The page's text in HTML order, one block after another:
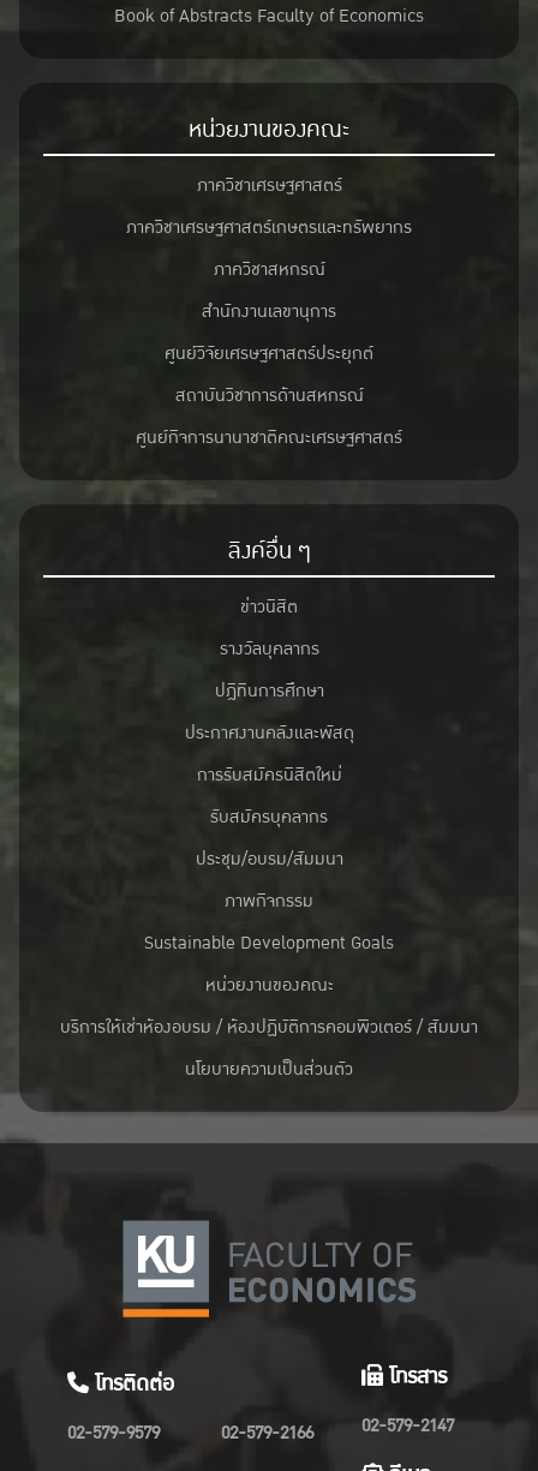
Book of Abstracts Faculty of Economics
หน่วยงานของคณะ
ภาควิชาเศรษฐศาสตร์
ภาควิชาเศรษฐศาสตร์เกษตรและทรัพยากร
ภาควิชาสหกรณ์
สำนักงานเลขานุการ
ศูนย์วิจัยเศรษฐศาสตร์ประยุกต์
สถาบันวิชาการด้านสหกรณ์
ศูนย์กิจการนานาชาติคณะเศรษฐศาสตร์
ลิงค์อื่น ๆ
ข่าวนิสิต
รางวัลบุคลากร
ปฎิทินการศึกษา
ประกาศงานคลังและพัสดุ
การรับสมัครนิสิตใหม่
รับสมัครบุคลากร
ประชุม/อบรม/สัมมนา
ภาพกิจกรรม
Sustainable Development Goals
หน่วยงานของคณะ
บริการให้เช่าห้องอบรม / ห้องปฏิบัติการคอมพิวเตอร์ / สัมมนา
นโยบายความเป็นส่วนตัว
โทรติดต่อ
02-579-9579
02-579-2166
โทรสาร
02-579-2147